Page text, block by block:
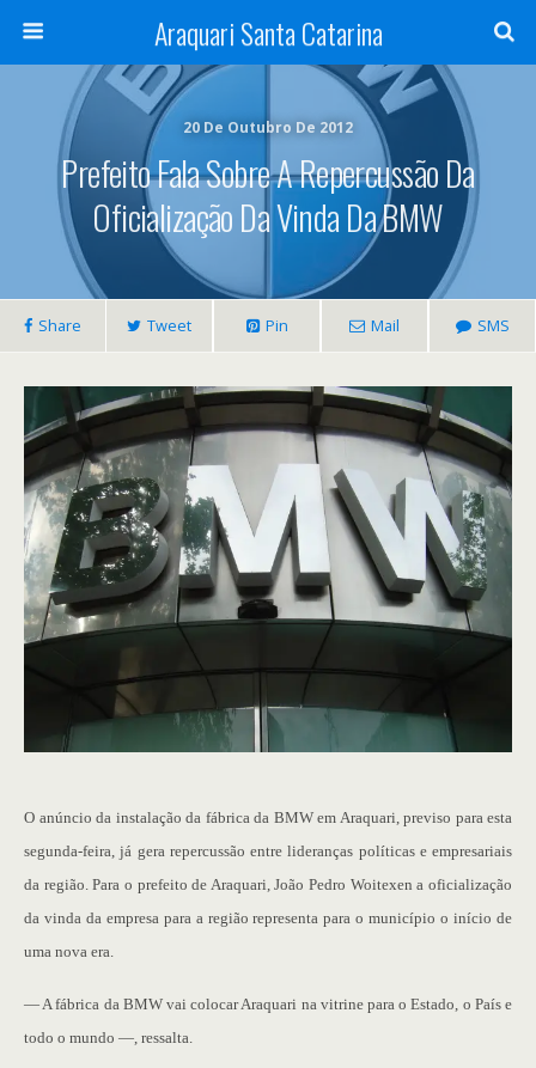
Araquari Santa Catarina
20 De Outubro De 2012
Prefeito Fala Sobre A Repercussão Da
Oficialização Da Vinda Da BMW
Share Tweet Pin Mail SMS
O anúncio da instalação da fábrica da BMW em Araquari, previso para esta
segunda-feira, já gera repercussão entre lideranças políticas e empresariais
da região. Para o prefeito de Araquari, João Pedro Woitexen a oficialização
da vinda da empresa para a região representa para o município o início de
uma nova era.
— A fábrica da BMW vai colocar Araquari na vitrine para o Estado, o País e
todo o mundo —, ressalta.